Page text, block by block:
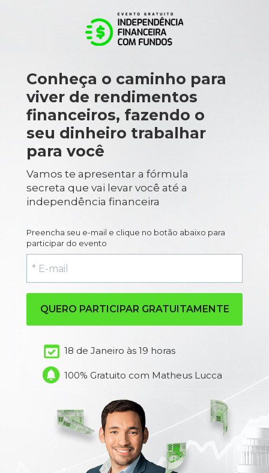
Vamos te apresentar a fórmula
secreta que vai levar você até a
independência financeira
Preencha seu e-mail e clique no botão abaixo para
participar do evento
Conheça o caminho para
viver de rendimentos
financeiros, fazendo o
seu dinheiro trabalhar
para você
18 de Janeiro às 19 horas
100% Gratuito com Matheus Lucca
QUERO PARTICIPAR GRATUITAMENTE